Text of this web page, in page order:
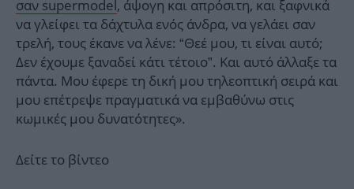
σαν supermodel, άψογη και απρόσιτη, και ξαφνικά
να γλείφει τα δάχτυλα ενός άνδρα, να γελάει σαν
τρελή, τους έκανε να λένε: “Θεέ μου, τι είναι αυτό;
Δεν έχουμε ξαναδεί κάτι τέτοιο”. Και αυτό άλλαξε τα
πάντα. Μου έφερε τη δική μου τηλεοπτική σειρά και
μου επέτρεψε πραγματικά να εμβαθύνω στις
κωμικές μου δυνατότητες».
Δείτε το βίντεο